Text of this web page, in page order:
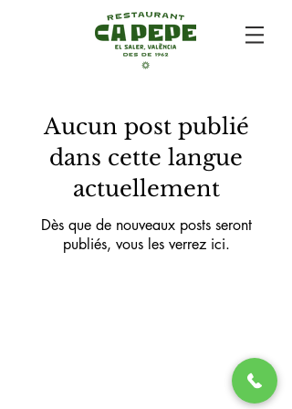
Aucun post publié
dans cette langue
actuellement
Dès que de nouveaux posts seront
publiés, vous les verrez ici.